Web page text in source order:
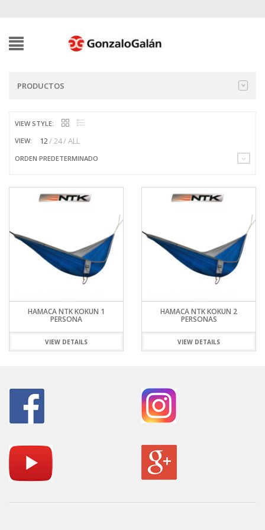
PRODUCTOS
VIEW STYLE:
VIEW:
12 24 ALL
ORDEN PREDETERMINADO
HAMACA NTK KOKUN 1
PERSONA
VIEW DETAILS
HAMACA NTK KOKUN 2
PERSONAS
VIEW DETAILS